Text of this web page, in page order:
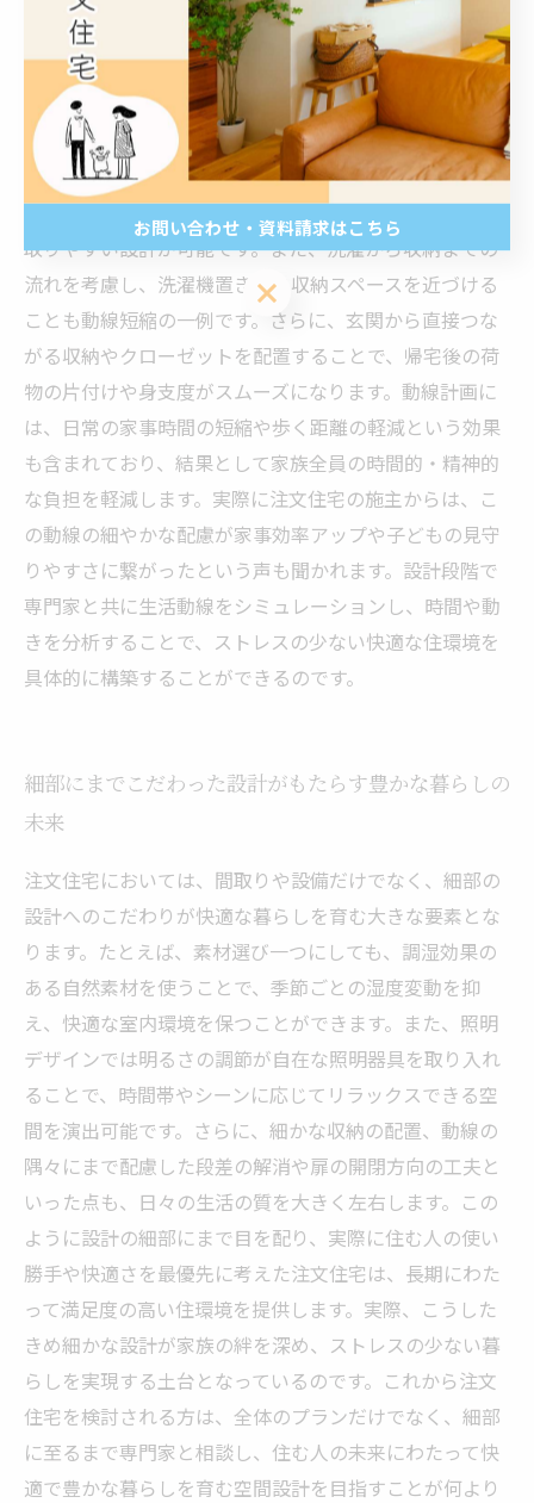
注文住宅における空間設計で特に重要なのは、生活動線
の最適化です。動線とは、日常生活の中で人が移動する
経路やルートを指し、この動線が効率的であるかどうか
が暮らしやすさを大きく左右します。たとえば、キッチ
ン、ダイニング、リビングの位置関係を工夫すること
で、料理をしながらでも家族とのコミュニケーションが
取りやすい設計が可能です。また、洗濯から収納までの
流れを考慮し、洗濯機置き場と収納スペースを近づける
ことも動線短縮の一例です。さらに、玄関から直接つな
がる収納やクローゼットを配置することで、帰宅後の荷
物の片付けや身支度がスムーズになります。動線計画に
は、日常の家事時間の短縮や歩く距離の軽減という効果
も含まれており、結果として家族全員の時間的・精神的
な負担を軽減します。実際に注文住宅の施主からは、こ
の動線の細やかな配慮が家事効率アップや子どもの見守
りやすさに繋がったという声も聞かれます。設計段階で
専門家と共に生活動線をシミュレーションし、時間や動
きを分析することで、ストレスの少ない快適な住環境を
具体的に構築することができるのです。
細部にまでこだわった設計がもたらす豊かな暮らしの
未来
注文住宅においては、間取りや設備だけでなく、細部の
設計へのこだわりが快適な暮らしを育む大きな要素とな
ります。たとえば、素材選び一つにしても、調湿効果の
ある自然素材を使うことで、季節ごとの湿度変動を抑
え、快適な室内環境を保つことができます。また、照明
デザインでは明るさの調節が自在な照明器具を取り入れ
ることで、時間帯やシーンに応じてリラックスできる空
間を演出可能です。さらに、細かな収納の配置、動線の
隅々にまで配慮した段差の解消や扉の開閉方向の工夫と
いった点も、日々の生活の質を大きく左右します。この
ように設計の細部にまで目を配り、実際に住む人の使い
勝手や快適さを最優先に考えた注文住宅は、長期にわた
って満足度の高い住環境を提供します。実際、こうした
きめ細かな設計が家族の絆を深め、ストレスの少ない暮
らしを実現する土台となっているのです。これから注文
住宅を検討される方は、全体のプランだけでなく、細部
に至るまで専門家と相談し、住む人の未来にわたって快
適で豊かな暮らしを育む空間設計を目指すことが何より
お問い合わせ・資料請求はこちら
お問い合わせ・資料請求はこちら